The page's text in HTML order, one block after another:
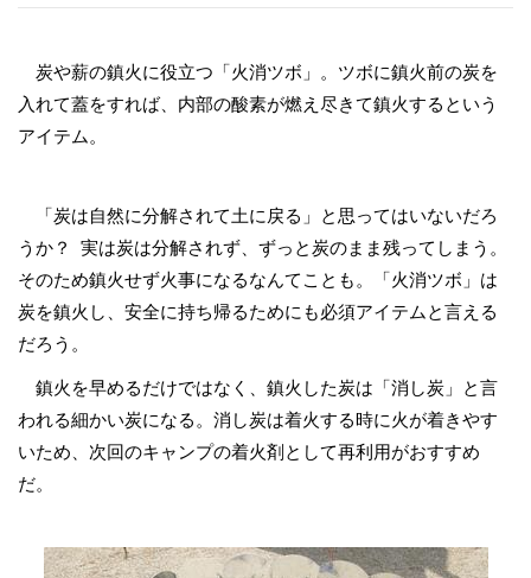
炭や薪の鎮火に役立つ「火消ツボ」。ツボに鎮火前の炭を
入れて蓋をすれば、内部の酸素が燃え尽きて鎮火するという
アイテム。
「炭は自然に分解されて土に戻る」と思ってはいないだろ
うか？ 実は炭は分解されず、ずっと炭のまま残ってしまう。
そのため鎮火せず火事になるなんてことも。「火消ツボ」は
炭を鎮火し、安全に持ち帰るためにも必須アイテムと言える
だろう。
鎮火を早めるだけではなく、鎮火した炭は「消し炭」と言
われる細かい炭になる。消し炭は着火する時に火が着きやす
いため、次回のキャンプの着火剤として再利用がおすすめ
だ。